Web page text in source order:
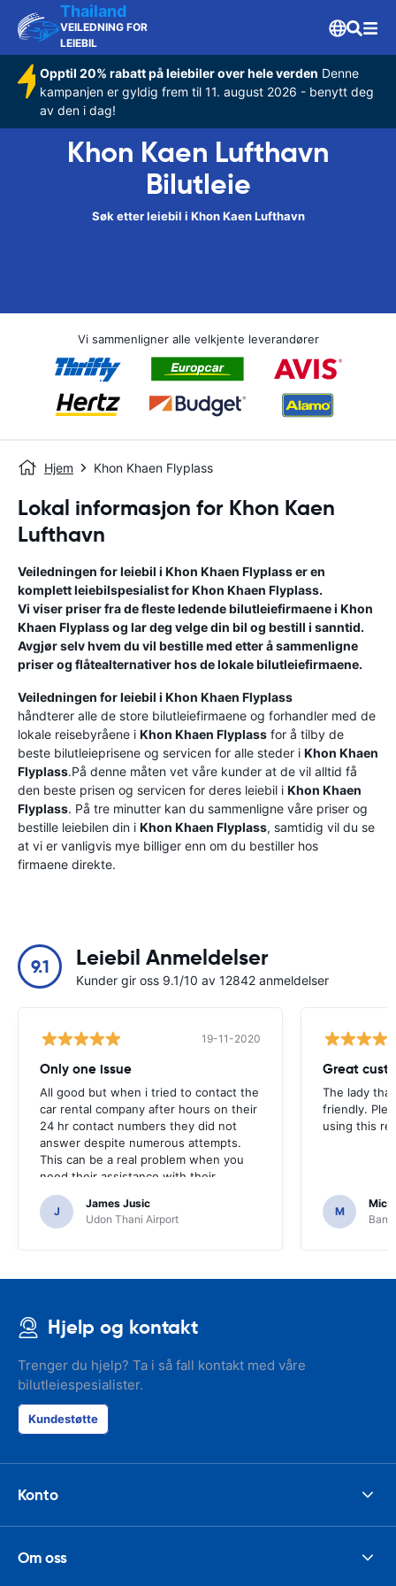
Thailand
VEILEDNING FOR
LEIEBIL
Opptil 20% rabatt på leiebiler over hele verden Denne
kampanjen er gyldig frem til 11. august 2026 - benytt deg
av den i dag!
Khon Kaen Lufthavn
Bilutleie
Søk etter leiebil i Khon Kaen Lufthavn
Vi sammenligner alle velkjente leverandører
Hjem Khon Khaen Flyplass
Lokal informasjon for Khon Kaen
Lufthavn
Veiledningen for leiebil i Khon Khaen Flyplasser en
komplett leiebilspesialist forKhon Khaen Flyplass.
Vi viser priser fra de fleste ledende bilutleiefirmaene i Khon
Khaen Flyplassog lar deg velge din bil og bestill i sanntid.
Avgjør selv hvem du vil bestille med etter å sammenligne
priser og flåtealternativer hos de lokale bilutleiefirmaene.
Veiledningen for leiebil i Khon Khaen Flyplass
håndterer alle de store bilutleiefirmaene og forhandler med de
lokale reisebyråene i Khon Khaen Flyplass for å tilby de
beste bilutleieprisene og servicen for alle steder i Khon Khaen
Flyplass.På denne måten vet våre kunder at de vil alltid få
den beste prisen og servicen for deres leiebil i Khon Khaen
Flyplass. På tre minutter kan du sammenligne våre priser og
bestille leiebilen din i Khon Khaen Flyplass, samtidig vil du se
at vi er vanligvis mye billiger enn om du bestiller hos
firmaene direkte.
9.1 Leiebil Anmeldelser
Kunder gir oss 9.1/10 av 12842 anmeldelser
19-11-2020
Only one issue
All good but when i tried to contact the
car rental company after hours on their
24 hr contact numbers they did not
answer despite numerous attempts.
This can be a real problem when you
need their assistance with their
services or car.
J
James Jusic
Udon Thani Airport
Great
The lady
friendly.
using this
M
Hjelp og kontakt
Trenger du hjelp? Ta i så fall kontakt med våre
bilutleiespesialister.
Kundestøtte
Konto
Om oss